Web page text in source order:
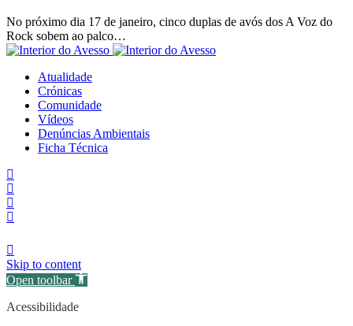
No próximo dia 17 de janeiro, cinco duplas de avós dos A Voz do
Rock sobem ao palco…
Atualidade
Crónicas
Comunidade
Vídeos
Denúncias Ambientais
Ficha Técnica
Skip to content
Open toolbar
Acessibilidade